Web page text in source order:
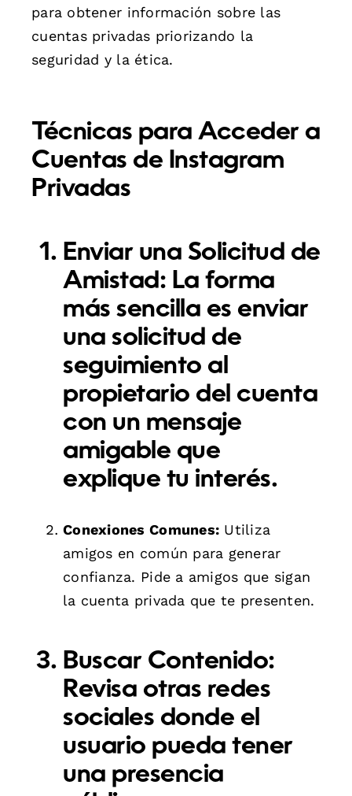
para obtener información sobre las
cuentas privadas priorizando la
seguridad y la ética.
Técnicas para Acceder a
Cuentas de Instagram
Privadas
Enviar una Solicitud de
Amistad: La forma
más sencilla es enviar
una solicitud de
seguimiento al
propietario del cuenta
con un mensaje
amigable que
explique tu interés.
Conexiones Comunes: Utiliza
amigos en común para generar
confianza. Pide a amigos que sigan
la cuenta privada que te presenten.
Buscar Contenido:
Revisa otras redes
sociales donde el
usuario pueda tener
una presencia